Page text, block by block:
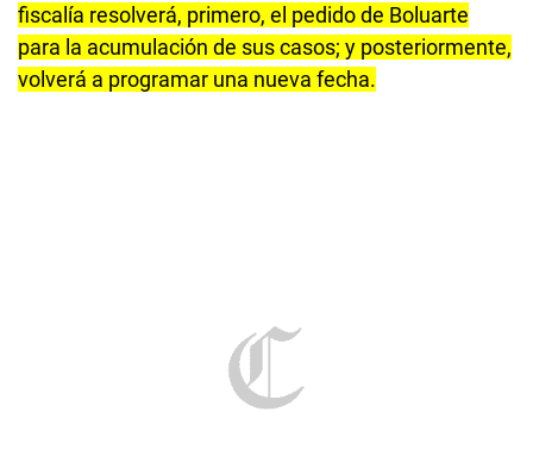
fiscalía resolverá, primero, el pedido de Boluarte
para la acumulación de sus casos; y posteriormente,
volverá a programar una nueva fecha.